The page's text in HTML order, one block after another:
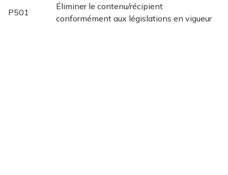
P501
Éliminer le contenu/récipient
conformément aux législations en vigueur